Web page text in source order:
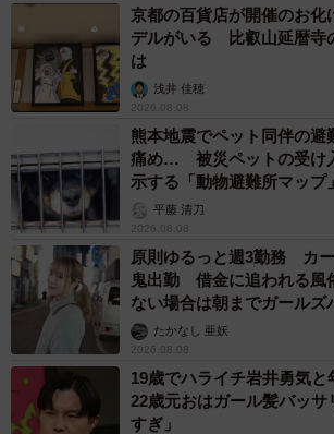
京都の百貨店が開催のお化
デルがいる 比叡山延暦寺
は
浅井 佳穂
2026.08.08
熊本地震でペット同伴の避
痛め… 被災ペットの受け
示する「動物避難所マップ
平藤 清刀
2026.08.08
原則ゆるっと週3勤務 カ
鬼出勤 借金に追われる風
ない場合は朝までガールズ
ストに取材】
たかなし 亜妖
2026.08.08
19歳でハライチ岩井勇気と
22歳元おはガール髪バッ
すぎ」